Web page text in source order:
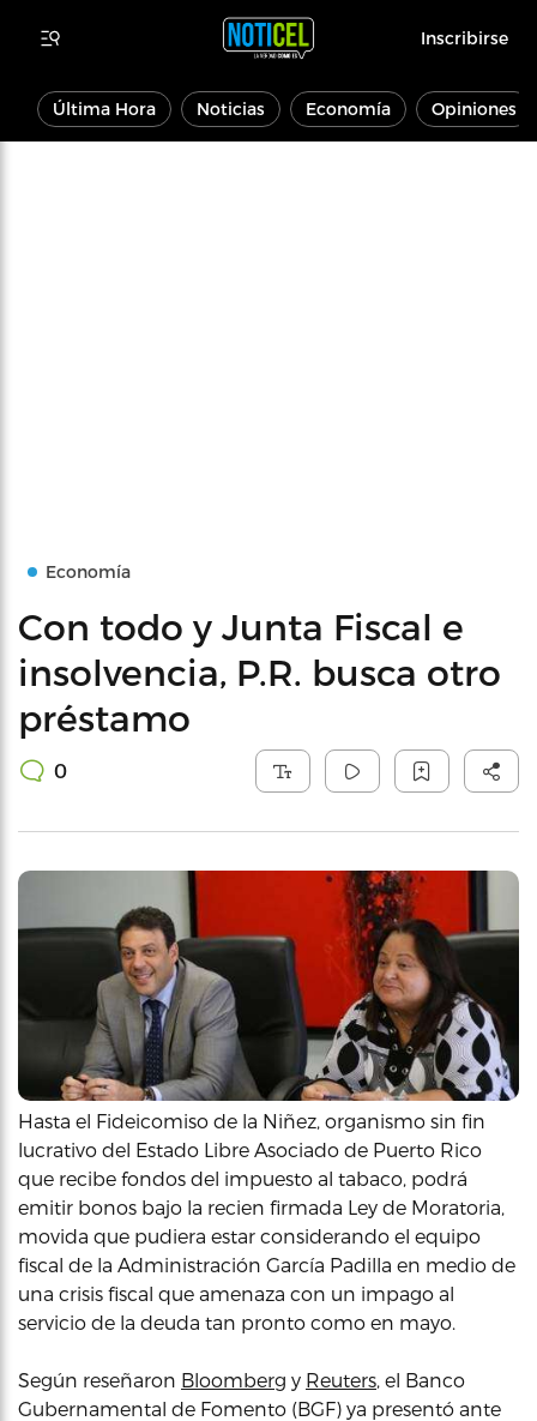
Inscribirse
Última Hora Noticias Economía Opiniones
Economía
Con todo y Junta Fiscal e
insolvencia, P.R. busca otro
préstamo
0
Hasta el Fideicomiso de la Niñez, organismo sin fin
lucrativo del Estado Libre Asociado de Puerto Rico
que recibe fondos del impuesto al tabaco, podrá
emitir bonos bajo la recien firmada Ley de Moratoria,
movida que pudiera estar considerando el equipo
fiscal de la Administración García Padilla en medio de
una crisis fiscal que amenaza con un impago al
servicio de la deuda tan pronto como en mayo.
Según reseñaron Bloomberg y Reuters, el Banco
Gubernamental de Fomento (BGF) ya presentó ante